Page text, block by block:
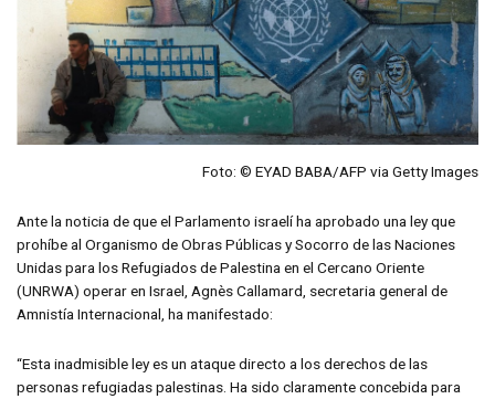
Foto: © EYAD BABA/AFP via Getty Images
Ante la noticia de que el Parlamento israelí ha aprobado una ley que
prohíbe al Organismo de Obras Públicas y Socorro de las Naciones
Unidas para los Refugiados de Palestina en el Cercano Oriente
(UNRWA) operar en Israel, Agnès Callamard, secretaria general de
Amnistía Internacional, ha manifestado:
“Esta inadmisible ley es un ataque directo a los derechos de las
personas refugiadas palestinas. Ha sido claramente concebida para